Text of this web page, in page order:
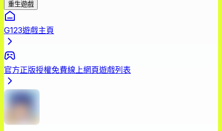
重生遊戲
G123遊戲主頁
官方正版授權免費線上網頁遊戲列表